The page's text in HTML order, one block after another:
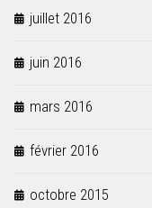
juillet 2016
juin 2016
mars 2016
février 2016
octobre 2015